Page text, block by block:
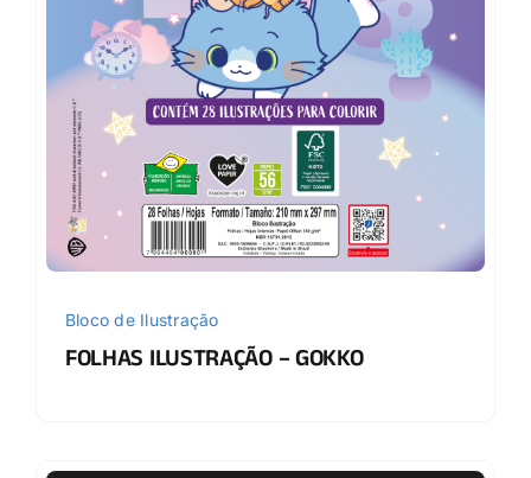
Bloco de Ilustração
FOLHAS ILUSTRAÇÃO – GOKKO